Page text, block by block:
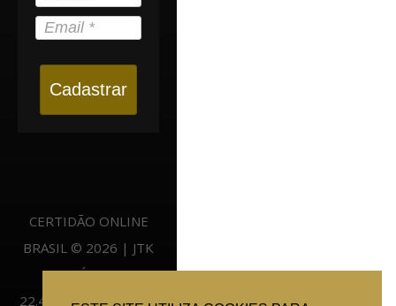
Cadastrar
CERTIDÃO ONLINE
BRASIL © 2026 | JTK
NEGÓCIOS -
22.400.525/0001-57 |